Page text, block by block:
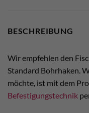
BESCHREIBUNG
Wir empfehlen den
Standard Bohrhaken.
möchte, ist mit dem
Befestigungstechnik